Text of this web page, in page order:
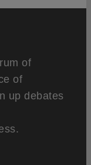
of
of
up debates